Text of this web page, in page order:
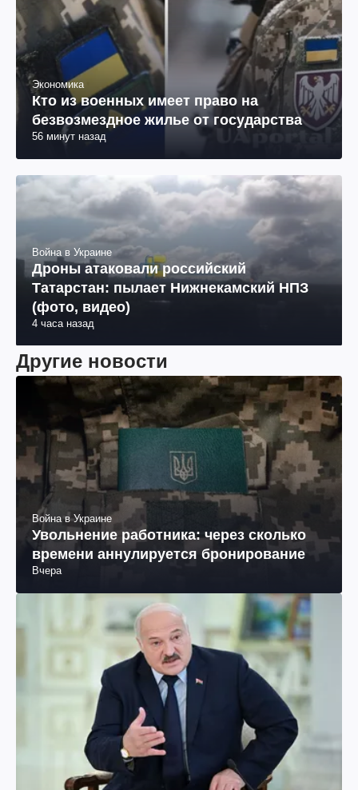
Экономика
Кто из военных имеет право на
безвозмездное жилье от государства
56 минут назад
Война в Украине
Дроны атаковали российский
Татарстан: пылает Нижнекамский НПЗ
(фото, видео)
4 часа назад
Другие новости
Война в Украине
Увольнение работника: через сколько
времени аннулируется бронирование
Вчера